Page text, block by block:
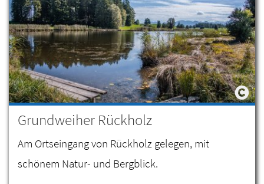
Grundweiher Rückholz
Am Ortseingang von Rückholz gelegen, mit
schönem Natur- und Bergblick.